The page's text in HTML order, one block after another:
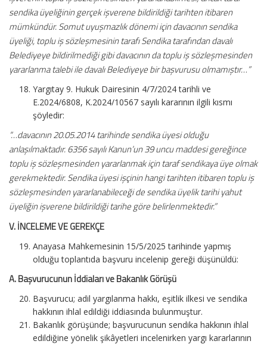
sendika üyeliğinin gerçek işverene bildirildiği tarihten itibaren
mümkündür. Somut uyuşmazlık dönemi için davacının sendika
üyeliği, toplu iş sözleşmesinin tarafı Sendika tarafından davalı
Belediyeye bildirilmediği gibi davacının da toplu iş sözleşmesinden
yararlanma talebi ile davalı Belediyeye bir başvurusu olmamıştır…”
Yargıtay 9. Hukuk Dairesinin 4/7/2024 tarihli ve
E.2024/6808, K.2024/10567 sayılı kararının ilgili kısmı
şöyledir:
“…davacının 20.05.2014 tarihinde sendika üyesi olduğu
anlaşılmaktadır. 6356 sayılı Kanun’un 39 uncu maddesi gereğince
toplu iş sözleşmesinden yararlanmak için taraf sendikaya üye olmak
gerekmektedir. Sendika üyesi işçinin hangi tarihten itibaren toplu iş
sözleşmesinden yararlanabileceği de sendika üyelik tarihi yahut
üyeliğin işverene bildirildiği tarihe göre belirlenmektedir.”
V.İNCELEME VE GEREKÇE
Anayasa Mahkemesinin 15/5/2025 tarihinde yapmış
olduğu toplantıda başvuru incelenip gereği düşünüldü:
A. Başvurucunun İddiaları ve Bakanlık Görüşü
Başvurucu; adil yargılanma hakkı, eşitlik ilkesi ve sendika
hakkının ihlal edildiği iddiasında bulunmuştur.
Bakanlık görüşünde; başvurucunun sendika hakkının ihlal
edildiğine yönelik şikâyetleri incelenirken yargı kararlarının